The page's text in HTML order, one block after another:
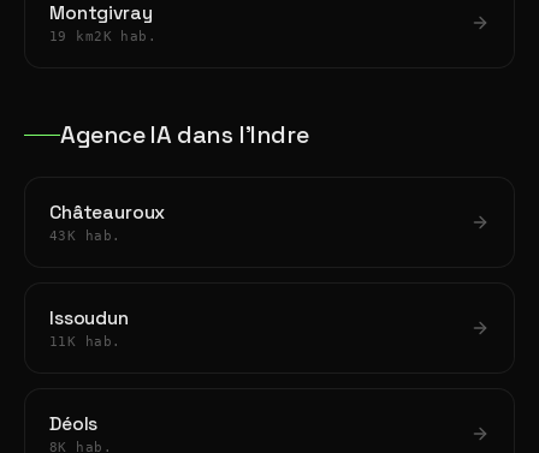
Montgivray
19 km2K hab.
Agence IA dans l'Indre
Châteauroux
43K hab.
Issoudun
11K hab.
Déols
8K hab.